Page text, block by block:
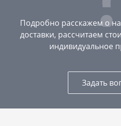
Подробно расскажем о
доставки, рассчитаем
индивидуальное
Задать